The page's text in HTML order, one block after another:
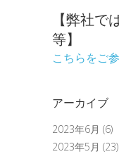
【弊社で
等】
こちらをご
アーカイブ
2023年6月 (6)
2023年5月 (23)